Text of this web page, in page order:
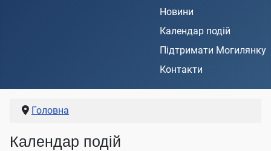
Новини
Календар подій
Підтримати Могилянку
Контакти
Головна
Календар подій